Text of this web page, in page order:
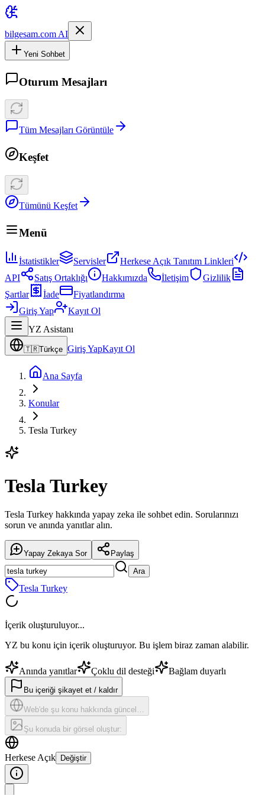
bilgesam.com AI
Yeni Sohbet
Oturum Mesajları
Tüm Mesajları Görüntüle
Keşfet
Tümünü Keşfet
Menü
İstatistikler Servisler
Herkese Açık Tanıtım Linkleri
API
Satış Ortaklığı Hakkımızda İletişim
Gizlilik
Şartlar
İade
Fiyatlandırma
Giriş Yap
Kayıt Ol
YZ Asistanı
🇹🇷Türkçe Giriş YapKayıt Ol
Ana Sayfa
Konular
Tesla Turkey
Tesla Turkey
Tesla Turkey hakkında yapay zeka ile sohbet edin. Sorularınızı
sorun ve anında yanıtlar alın.
Yapay Zekaya Sor
Paylaş
Ara
Tesla Turkey
İçerik oluşturuluyor...
YZ bu konu için içerik oluşturuyor. Bu işlem biraz zaman alabilir.
Anında yanıtlar Çoklu dil desteği Bağlam duyarlı
Bu içeriği şikayet et / kaldır
Web'de şu konu hakkında güncel…
Şu konuda bir görsel oluştur:
Herkese Açık Değiştir